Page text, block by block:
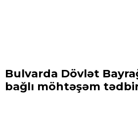
Bulvarda Dövlət
bağlı möhtəşəm tədbir